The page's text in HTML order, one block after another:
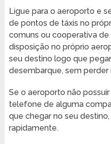
Ligue para o aeroporto e
de pontos de táxis no
comuns ou cooperativa de
disposição no próprio
seu destino logo que
desembarque, sem perder
Se o aeroporto não
telefone de alguma
que chegar no seu
rapidamente.